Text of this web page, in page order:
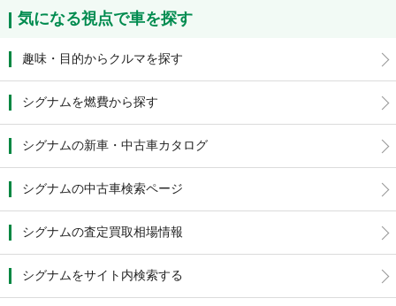
気になる視点で車を探す
趣味・目的からクルマを探す
シグナムを燃費から探す
シグナムの新車・中古車カタログ
シグナムの中古車検索ページ
シグナムの査定買取相場情報
シグナムをサイト内検索する